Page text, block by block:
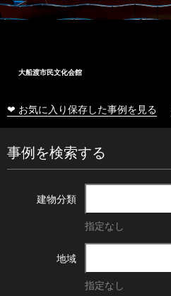
大船渡市民文化会館
❤ お気に入り保存した事例を見る
事例を検索する
建物分類
指定なし
地域
指定なし